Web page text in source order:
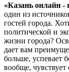
«Казань онлайн -
один из
гостей города.
политической и
жизни города?
дает вам
больше, успевает
вообще,